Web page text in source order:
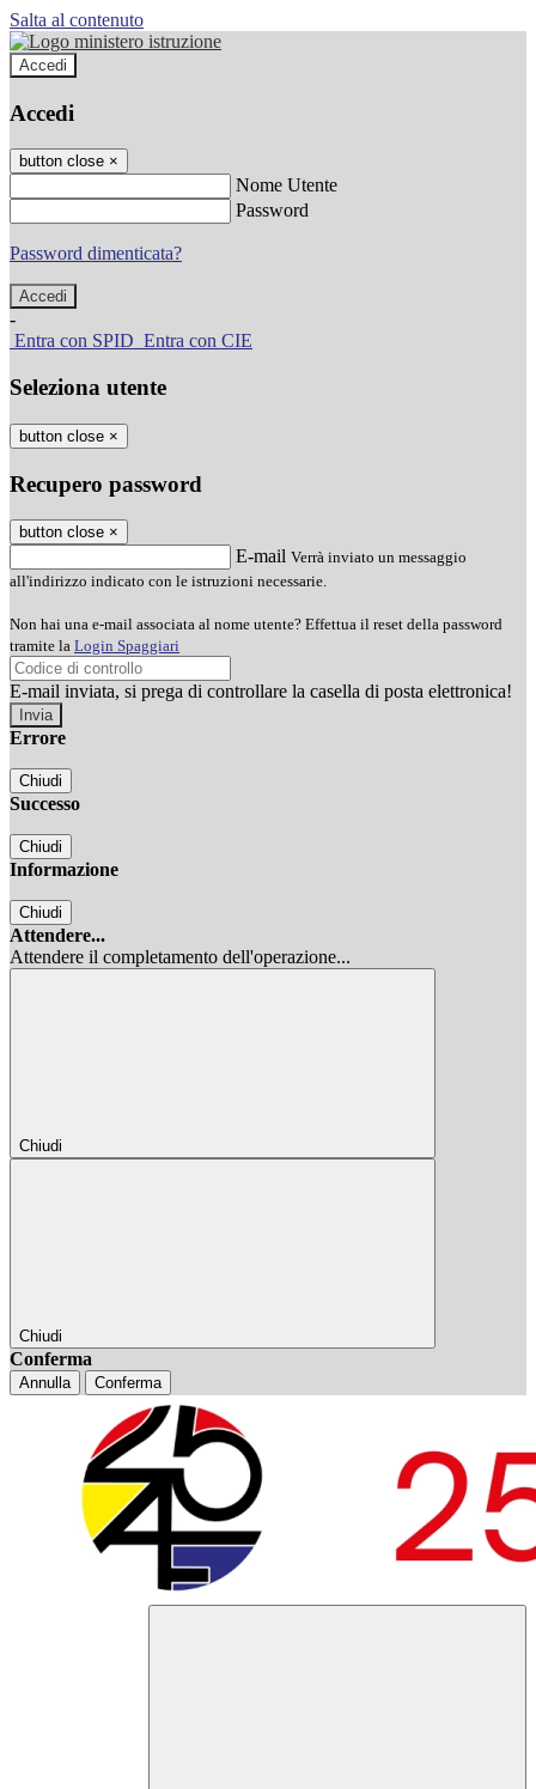
Salta al contenuto
Accedi
Accedi
button close ×
Nome Utente
Password
Password dimenticata?
-
Entra con SPID Entra con CIE
Seleziona utente
button close ×
Recupero password
button close ×
E-mail Verrà inviato un messaggio
all'indirizzo indicato con le istruzioni necessarie.
Non hai una e-mail associata al nome utente? Effettua il reset della password
tramite la Login Spaggiari
E-mail inviata, si prega di controllare la casella di posta elettronica!
Errore
Chiudi
Successo
Chiudi
Informazione
Chiudi
Attendere...
Attendere il completamento dell'operazione...
Chiudi
Chiudi
Conferma
Annulla Conferma